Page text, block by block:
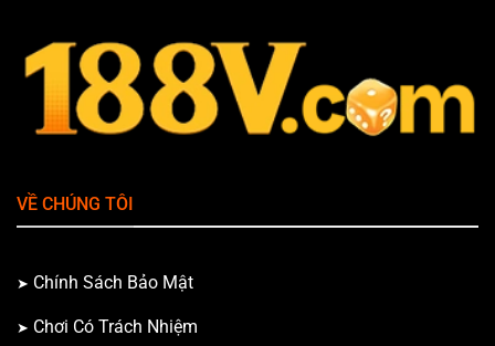
VỀ CHÚNG TÔI
Chính Sách Bảo Mật
Chơi Có Trách Nhiệm